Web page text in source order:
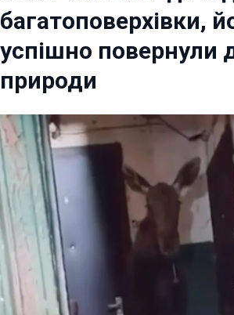
багатоповерхівки,
успішно повернули
природи